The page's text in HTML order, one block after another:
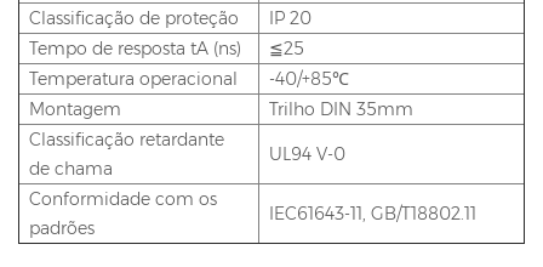
Classificação de proteção
IP 20
Tempo de resposta tA (ns)
≦25
Temperatura operacional
-40/+85℃
Montagem
Trilho DIN 35mm
Classificação retardante
de chama
UL94 V-0
Conformidade com os
padrões
IEC61643-11, GB/T18802.11